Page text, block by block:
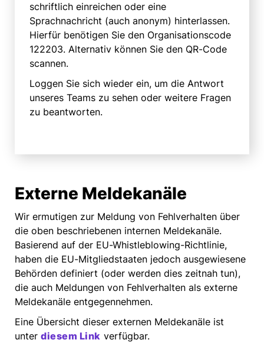
schriftlich einreichen oder eine
Sprachnachricht (auch anonym) hinterlassen.
Hierfür benötigen Sie den Organisationscode
122203. Alternativ können Sie den QR-Code
scannen.
Loggen Sie sich wieder ein, um die Antwort
unseres Teams zu sehen oder weitere Fragen
zu beantworten.
Externe Meldekanäle
Wir ermutigen zur Meldung von Fehlverhalten über
die oben beschriebenen internen Meldekanäle.
Basierend auf der EU-Whistleblowing-Richtlinie,
haben die EU-Mitgliedstaaten jedoch ausgewiesene
Behörden definiert (oder werden dies zeitnah tun),
die auch Meldungen von Fehlverhalten als externe
Meldekanäle entgegennehmen.
Eine Übersicht dieser externen Meldekanäle ist
unter diesem Link verfügbar.